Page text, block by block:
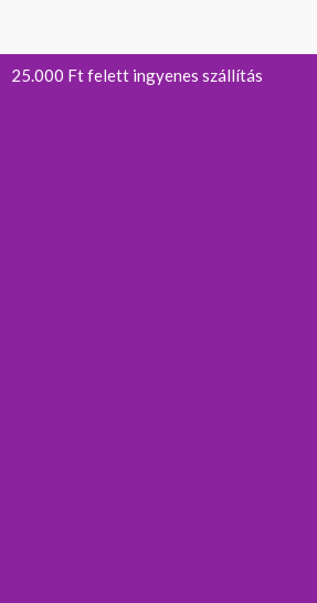
25.000 Ft felett ingyenes szállítás